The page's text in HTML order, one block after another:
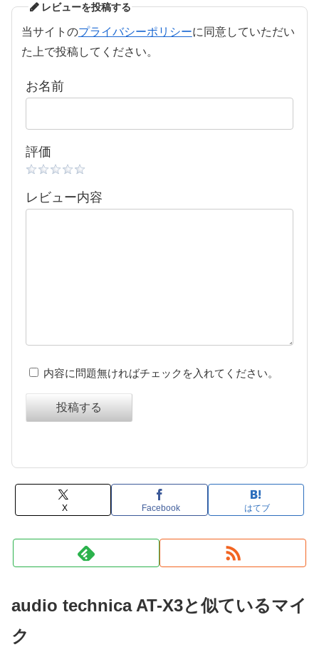
レビューを投稿する
当サイトのプライバシーポリシーに同意していただい
た上で投稿してください。
お名前
評価
レビュー内容
内容に問題無ければチェックを入れてください。
投稿する
X Facebook はてブ
audio technica AT-X3と似ているマイ
ク